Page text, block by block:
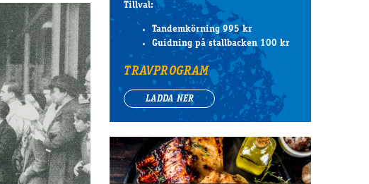
Tillval:
Tandemkörning 995 kr
Guidning på stallbacken 100 kr
TRAVPROGRAM
LADDA NER